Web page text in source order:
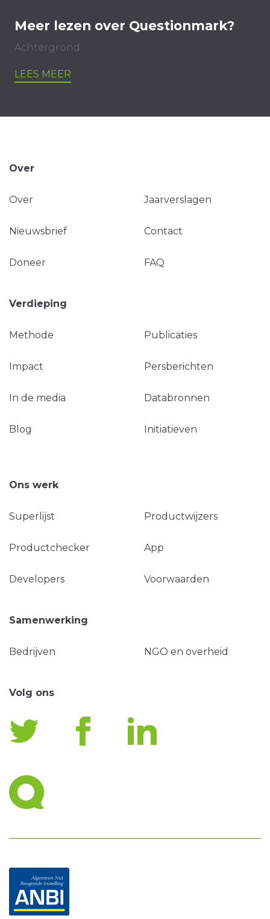
Meer lezen over Questionmark?
Achtergrond
LEES MEER
Over
Over Jaarverslagen
Nieuwsbrief Contact
Doneer FAQ
Verdieping
Methode Publicaties
Impact Persberichten
In de media Databronnen
Blog Initiatieven
Ons werk
Superlijst Productwijzers
Productchecker App
Developers Voorwaarden
Samenwerking
Bedrijven NGO en overheid
Volg ons